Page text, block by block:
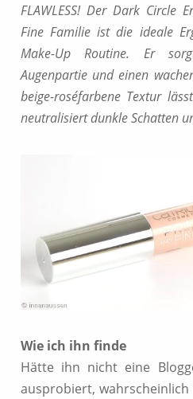
FLAWLESS! Der Dark Circle
Fine Familie ist die ideale
Make-Up Routine. Er
Augenpartie und einen
beige-roséfarbene Textur
neutralisiert dunkle Schatten
Wie ich ihn finde
Hätte ihn nicht eine
ausprobiert,